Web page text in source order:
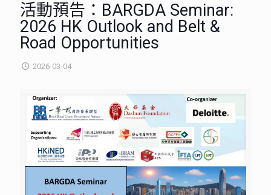
活動預告：BARGDA Seminar:
2026 HK Outlook and Belt &
Road Opportunities
2026-03-04